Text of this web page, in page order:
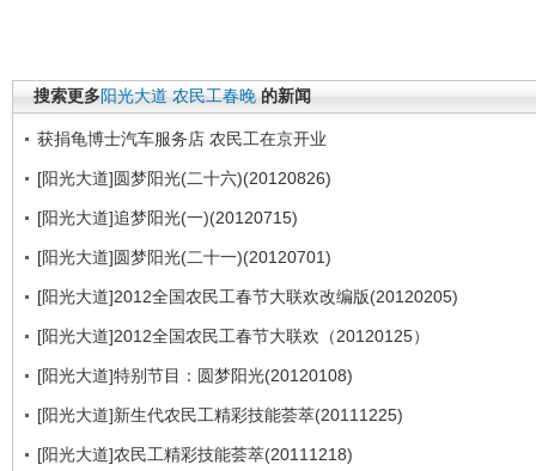
搜索更多阳光大道 农民工春晚 的新闻
获捐龟博士汽车服务店 农民工在京开业
[阳光大道]圆梦阳光(二十六)(20120826)
[阳光大道]追梦阳光(一)(20120715)
[阳光大道]圆梦阳光(二十一)(20120701)
[阳光大道]2012全国农民工春节大联欢改编版(20120205)
[阳光大道]2012全国农民工春节大联欢（20120125）
[阳光大道]特别节目：圆梦阳光(20120108)
[阳光大道]新生代农民工精彩技能荟萃(20111225)
[阳光大道]农民工精彩技能荟萃(20111218)